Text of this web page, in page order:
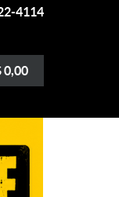
4114
0,00